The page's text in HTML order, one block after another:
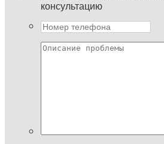
консультацию